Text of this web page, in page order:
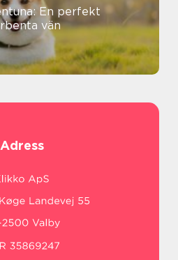
En perfekt
vän
Adress